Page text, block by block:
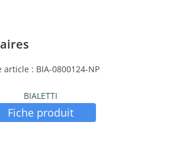
article : BIA-0800124-NP
BIALETTI
Fiche produit